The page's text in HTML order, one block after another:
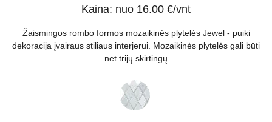
Kaina: nuo 16.00 €/vnt
Žaismingos rombo formos mozaikinės plytelės Jewel - puiki
dekoracija įvairaus stiliaus interjerui. Mozaikinės plytelės gali būti
net trijų skirtingų